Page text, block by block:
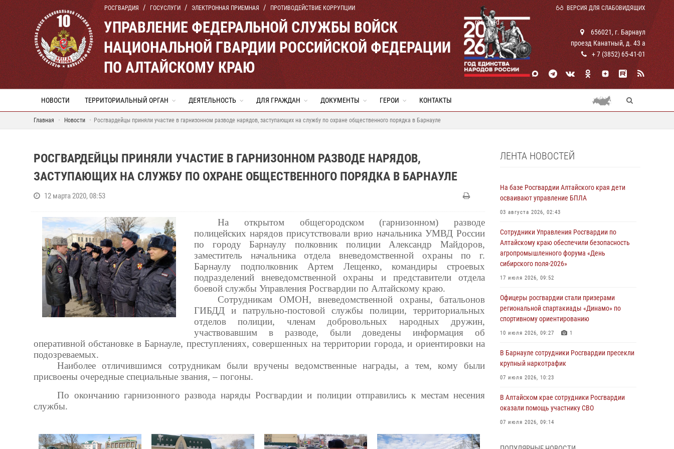
РОСГВАРДИЯ ГОСУСЛУГИ ЭЛЕКТРОННАЯ ПРИЕМНАЯ ПРОТИВОДЕЙСТВИЕ КОРРУПЦИИ ВЕРСИЯ ДЛЯ СЛАБОВИДЯЩИХ
УПРАВЛЕНИЕ ФЕДЕРАЛЬНОЙ СЛУЖБЫ ВОЙСК
НАЦИОНАЛЬНОЙ ГВАРДИИ РОССИЙСКОЙ ФЕДЕРАЦИИ
ПО АЛТАЙСКОМУ КРАЮ
rosguard
656021, г. Барнаул
проезд Канатный, д. 43 а
+ 7 (3852) 65-41-01
НОВОСТИ ТЕРРИТОРИАЛЬНЫЙ ОРГАН ДЕЯТЕЛЬНОСТЬ ДЛЯ ГРАЖДАН ДОКУМЕНТЫ ГЕРОИ КОНТАКТЫ
Главная Новости Росгвардейцы приняли участие в гарнизонном разводе нарядов, заступающих на службу по охране общественного порядка в Барнауле
РОСГВАРДЕЙЦЫ ПРИНЯЛИ УЧАСТИЕ В ГАРНИЗОННОМ РАЗВОДЕ НАРЯДОВ,
ЗАСТУПАЮЩИХ НА СЛУЖБУ ПО ОХРАНЕ ОБЩЕСТВЕННОГО ПОРЯДКА В БАРНАУЛЕ
12 марта 2020, 08:53
На открытом общегородском (гарнизонном) разводе
полицейских нарядов присутствовали врио начальника УМВД России
по городу Барнаулу полковник полиции Александр Майдоров,
заместитель начальника отдела вневедомственной охраны по г.
Барнаулу подполковник Артем Лещенко, командиры строевых
подразделений вневедомственной охраны и представители отдела
боевой службы Управления Росгвардии по Алтайскому краю.
Сотрудникам ОМОН, вневедомственной охраны, батальонов
ГИБДД и патрульно-постовой службы полиции, территориальных
отделов полиции, членам добровольных народных дружин,
участвовавшим в разводе, были доведены информация об
оперативной обстановке в Барнауле, преступлениях, совершенных на территории города, и ориентировки на
подозреваемых.
Наиболее отличившимся сотрудникам были вручены ведомственные награды, а тем, кому были
присвоены очередные специальные звания, – погоны.
По окончанию гарнизонного развода наряды Росгвардии и полиции отправились к местам несения
службы.
ЛЕНТА НОВОСТЕЙ
На базе Росгвардии Алтайского края дети
осваивают управление БПЛА
03 августа 2026, 02:43
Сотрудники Управления Росгвардии по
Алтайскому краю обеспечили безопасность
агропромышленного форума «День
сибирского поля-2026»
17 июля 2026, 09:52
Офицеры росгвардии стали призерами
региональной спартакиады «Динамо» по
спортивному ориентированию
10 июля 2026, 09:27 1
В Барнауле сотрудники Росгвардии пресекли
крупный наркотрафик
07 июля 2026, 10:23
В Алтайском крае сотрудники Росгвардии
оказали помощь участнику СВО
07 июля 2026, 09:14